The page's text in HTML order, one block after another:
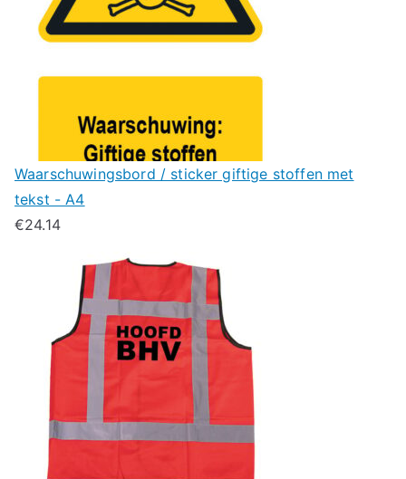
Waarschuwingsbord / sticker giftige stoffen met
tekst - A4
€24.14